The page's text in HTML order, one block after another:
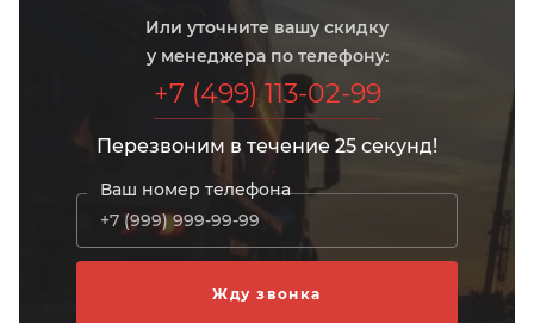
Или уточните вашу скидку
у менеджера по телефону:
+7 (499) 113-02-99
Перезвоним в течение 25 секунд!
Ваш номер телефона